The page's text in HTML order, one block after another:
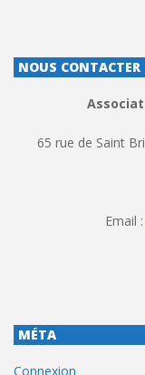
NOUS CONTACTER
65 rue de Saint
Email :
MÉTA
Connexion